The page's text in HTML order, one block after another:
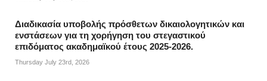
Διαδικασία υποβολής πρόσθετων δικαιολογητικών και
ενστάσεων για τη χορήγηση του στεγαστικού
επιδόματος ακαδημαϊκού έτους 2025-2026.
Thursday July 23rd, 2026